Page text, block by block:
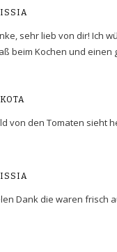
sehr lieb von dir! Ich
beim Kochen und einen
von den Tomaten sieht
Dank die waren frisch